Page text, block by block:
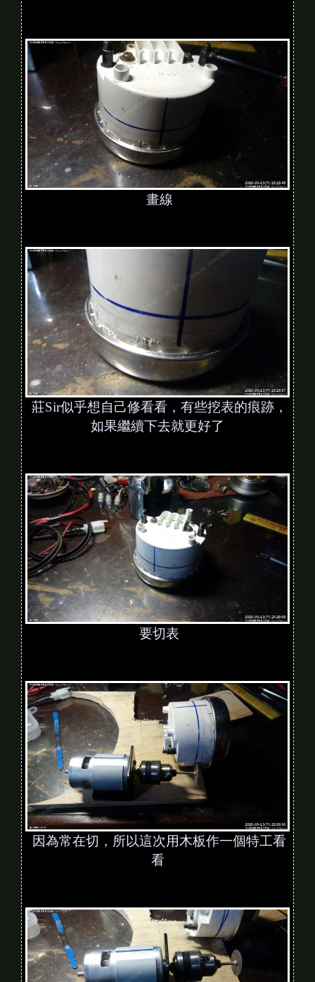
畫線
莊Sir似乎想自己修看看，有些挖表的痕跡，
如果繼續下去就更好了
要切表
因為常在切，所以這次用木板作一個特工看
看